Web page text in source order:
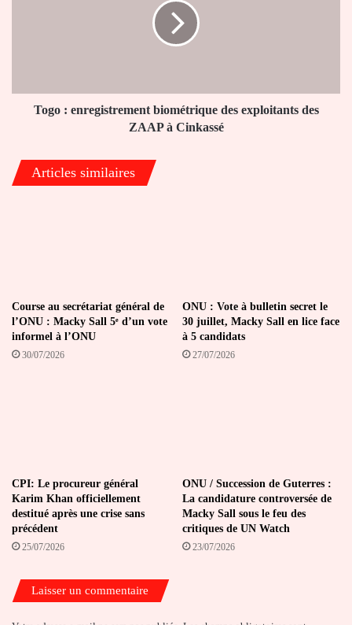
à
CinkasséTogo : enregistrement biométrique des exploitants des
ZAAP à Cinkassé
Articles similaires
Course au secrétariat général de
l’ONU : Macky Sall 5ᵉ d’un vote
informel à l’ONU
30/07/2026
ONU : Vote à bulletin secret le
30 juillet, Macky Sall en lice face
à 5 candidats
27/07/2026
CPI: Le procureur général
Karim Khan officiellement
destitué après une crise sans
précédent
25/07/2026
ONU / Succession de Guterres :
La candidature controversée de
Macky Sall sous le feu des
critiques de UN Watch
23/07/2026
Laisser un commentaire